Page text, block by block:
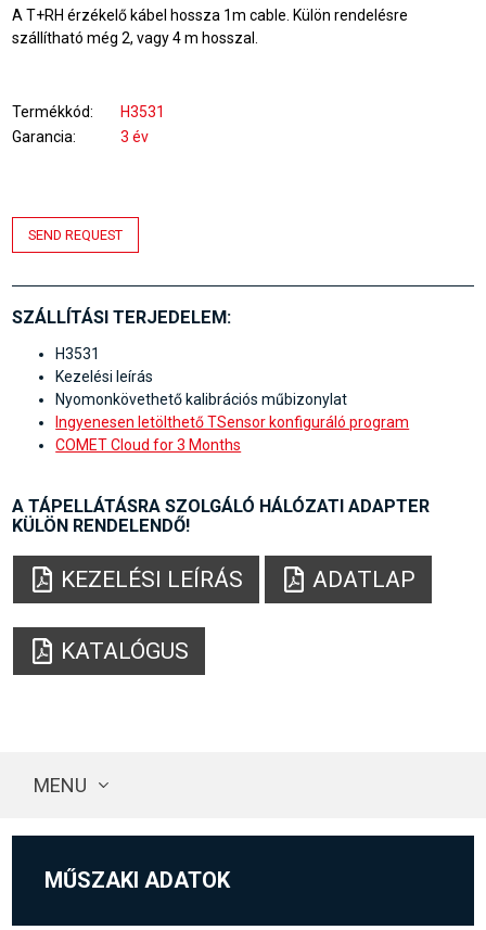
A T+RH érzékelő kábel hossza 1m cable. Külön rendelésre
szállítható még 2, vagy 4 m hosszal.
Termékkód
H3531
Garancia
3 év
SEND REQUEST
SZÁLLÍTÁSI TERJEDELEM:
H3531
Kezelési leírás
Nyomonkövethető kalibrációs műbizonylat
Ingyenesen letölthető TSensor konfiguráló program
COMET Cloud for 3 Months
A TÁPELLÁTÁSRA SZOLGÁLÓ HÁLÓZATI ADAPTER
KÜLÖN RENDELENDŐ!
KEZELÉSI LEÍRÁS ADATLAP
KATALÓGUS
MENU
MŰSZAKI ADATOK